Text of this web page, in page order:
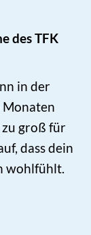
des TFK
in der
Monaten
zu groß für
dass dein
wohlfühlt.